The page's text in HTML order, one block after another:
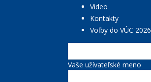
Video
Kontakty
Voľby do VÚC 2026
Vaše užívateľské meno